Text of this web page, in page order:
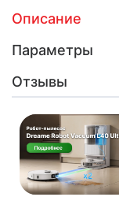
Описание
Параметры
Отзывы